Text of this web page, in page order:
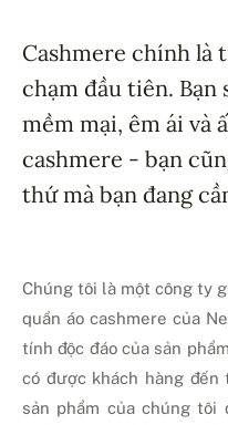
Cashmere chính là
chạm đầu tiên. Bạn
mềm mại, êm ái và
cashmere - bạn
thứ mà bạn đang
Chúng tôi là một công ty
quần áo cashmere của
tính độc đáo của sản
có được khách hàng
sản phẩm của chúng